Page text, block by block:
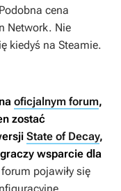
cena
Network. Nie
kiedyś na Steamie.
oficjalnym forum,
zostać
State of Decay,
wsparcie dla
pojawiły się